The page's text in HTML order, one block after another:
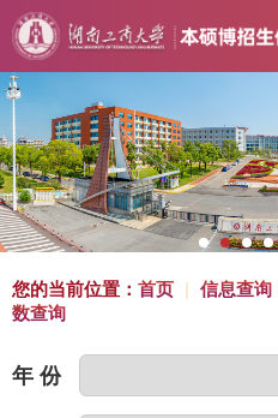
您的当前位置： 首页 | 信息查询
数查询
年 份